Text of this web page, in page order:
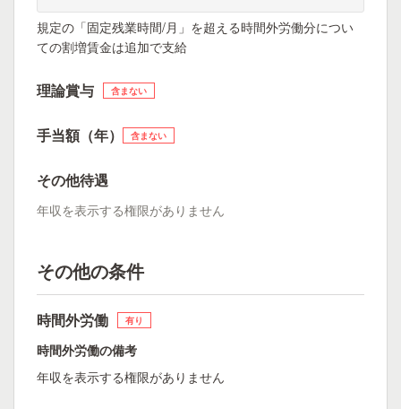
規定の「固定残業時間/月」を超える時間外労働分につい
ての割増賃金は追加で支給
理論賞与 含まない
手当額（年） 含まない
その他待遇
年収を表示する権限がありません
その他の条件
時間外労働 有り
時間外労働の備考
年収を表示する権限がありません